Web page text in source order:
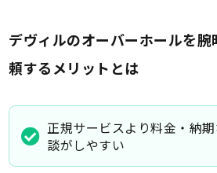
デヴィルのオーバーホールを
頼するメリットとは
正規サービスより料金・納
談がしやすい